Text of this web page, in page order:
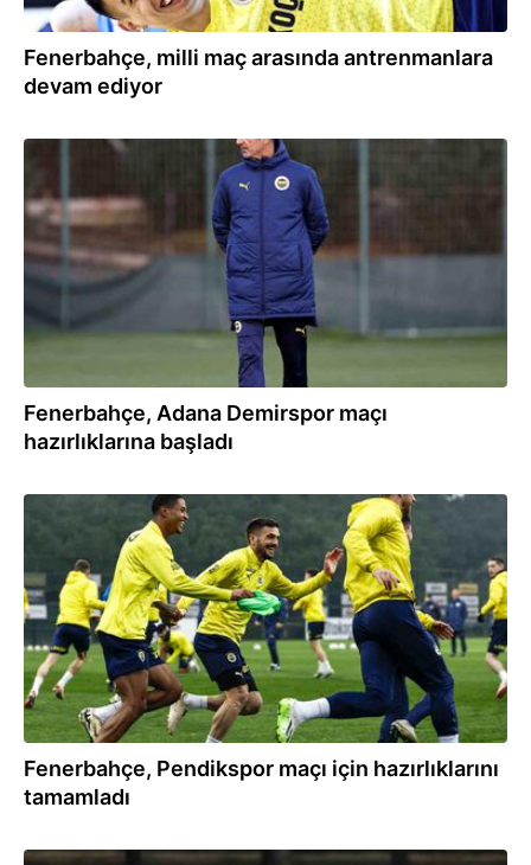
Fenerbahçe, milli maç arasında antrenmanlara
devam ediyor
Fenerbahçe, Adana Demirspor maçı
hazırlıklarına başladı
Fenerbahçe, Pendikspor maçı için hazırlıklarını
tamamladı